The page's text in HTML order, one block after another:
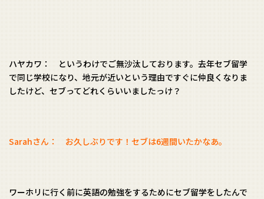
ハヤカワ： というわけでご無沙汰しております。去年セブ留学
で同じ学校になり、地元が近いという理由ですぐに仲良くなりま
したけど、セブってどれくらいいましたっけ？
Sarahさん： お久しぶりです！セブは6週間いたかなあ。
ワーホリに行く前に英語の勉強をするためにセブ留学をしたんで